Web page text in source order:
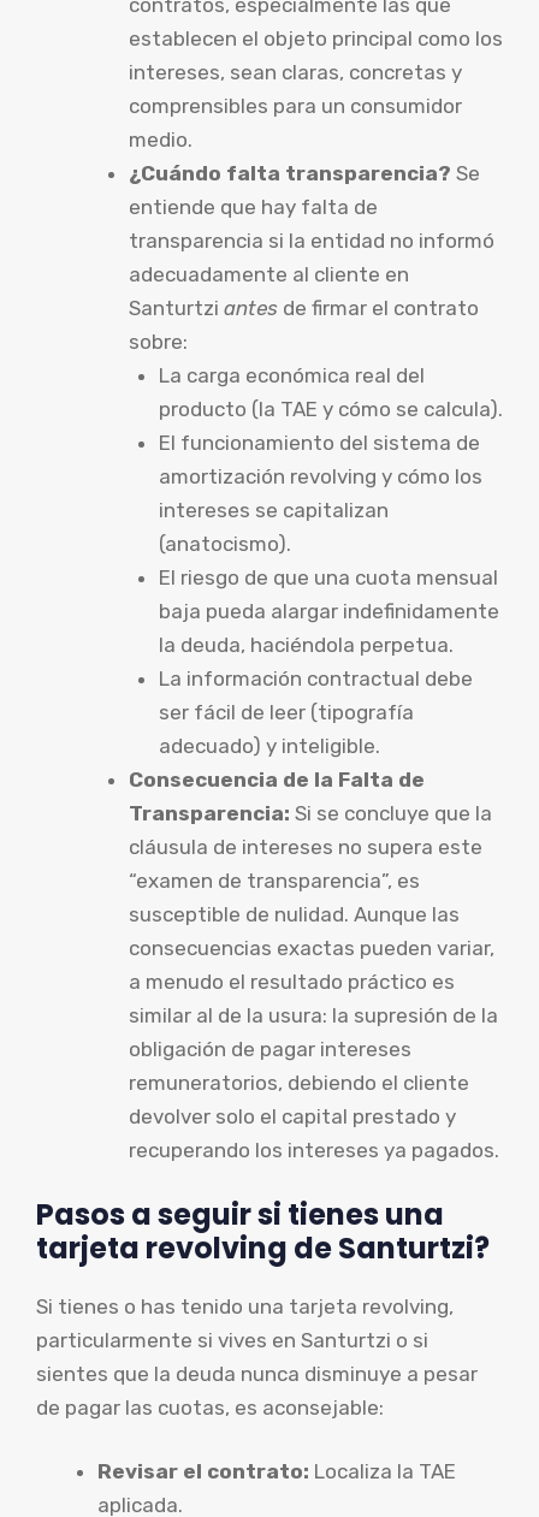
contratos, especialmente las que
establecen el objeto principal como los
intereses, sean claras, concretas y
comprensibles para un consumidor
medio.
¿Cuándo falta transparencia? Se
entiende que hay falta de
transparencia si la entidad no informó
adecuadamente al cliente en
Santurtzi antes de firmar el contrato
sobre:
La carga económica real del
producto (la TAE y cómo se calcula).
El funcionamiento del sistema de
amortización revolving y cómo los
intereses se capitalizan
(anatocismo).
El riesgo de que una cuota mensual
baja pueda alargar indefinidamente
la deuda, haciéndola perpetua.
La información contractual debe
ser fácil de leer (tipografía
adecuado) y inteligible.
Consecuencia de la Falta de
Transparencia: Si se concluye que la
cláusula de intereses no supera este
“examen de transparencia”, es
susceptible de nulidad. Aunque las
consecuencias exactas pueden variar,
a menudo el resultado práctico es
similar al de la usura: la supresión de la
obligación de pagar intereses
remuneratorios, debiendo el cliente
devolver solo el capital prestado y
recuperando los intereses ya pagados.
Pasos a seguir si tienes una
tarjeta revolving de Santurtzi?
Si tienes o has tenido una tarjeta revolving,
particularmente si vives en Santurtzi o si
sientes que la deuda nunca disminuye a pesar
de pagar las cuotas, es aconsejable:
Revisar el contrato: Localiza la TAE
aplicada.